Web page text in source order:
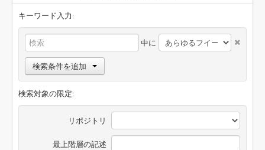
キーワード入力:
中に
検索条件を追加
検索対象の限定:
リポジトリ
最上階層の記述